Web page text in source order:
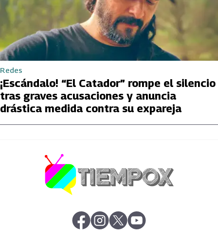
Redes
¡Escándalo! “El Catador” rompe el silencio
tras graves acusaciones y anuncia
drástica medida contra su expareja
abre en nueva pestaña
abre en nueva pestaña
abre en nueva pestaña